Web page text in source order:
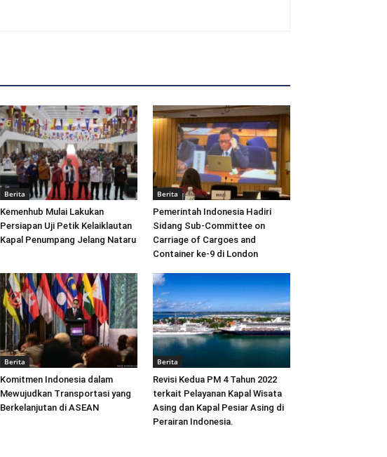
Berita
Kemenhub Mulai Lakukan
Persiapan Uji Petik Kelaiklautan
Kapal Penumpang Jelang Nataru
Berita
Pemerintah Indonesia Hadiri
Sidang Sub-Committee on
Carriage of Cargoes and
Container ke-9 di London
Berita
Komitmen Indonesia dalam
Mewujudkan Transportasi yang
Berkelanjutan di ASEAN
Berita
Revisi Kedua PM 4 Tahun 2022
terkait Pelayanan Kapal Wisata
Asing dan Kapal Pesiar Asing di
Perairan Indonesia.